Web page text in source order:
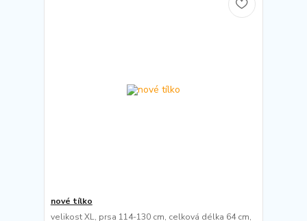
nové tílko
velikost XL, prsa 114-130 cm, celková délka 64 cm,